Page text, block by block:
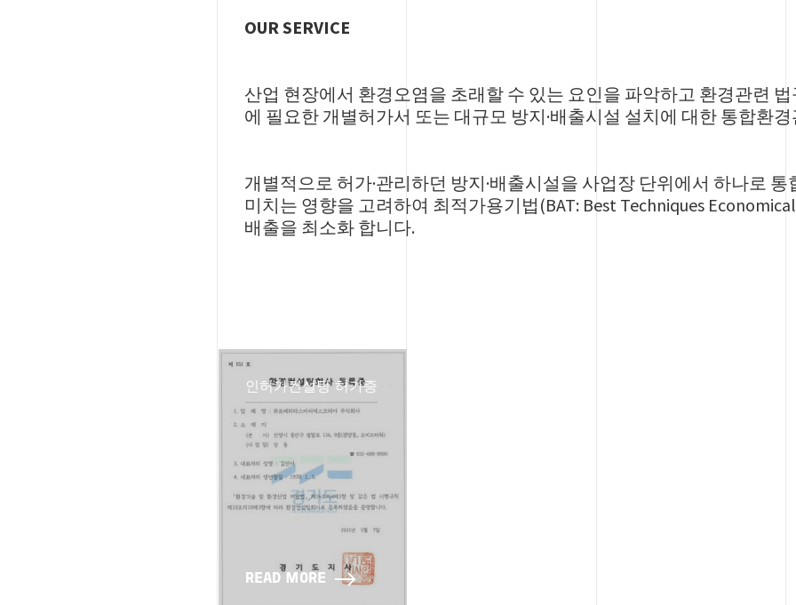
OUR SERVICE
산업 현장에서 환경오염을 초래할 수 있는 요인을 파악하고 환경관련
에 필요한 개별허가서 또는 대규모 방지·배출시설 설치에 대한 통합환
개별적으로 허가·관리하던 방지·배출시설을 사업장 단위에서 하나로
미치는 영향을 고려하여 최적가용기법(BAT: Best Techniques
배출을 최소화 합니다.
인허가컨설팅 허가증
READ MORE